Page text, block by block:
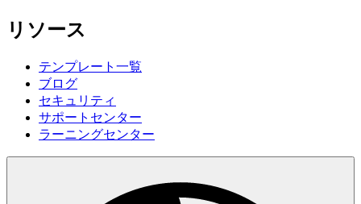
リソース
テンプレート一覧
ブログ
セキュリティ
サポートセンター
ラーニングセンター